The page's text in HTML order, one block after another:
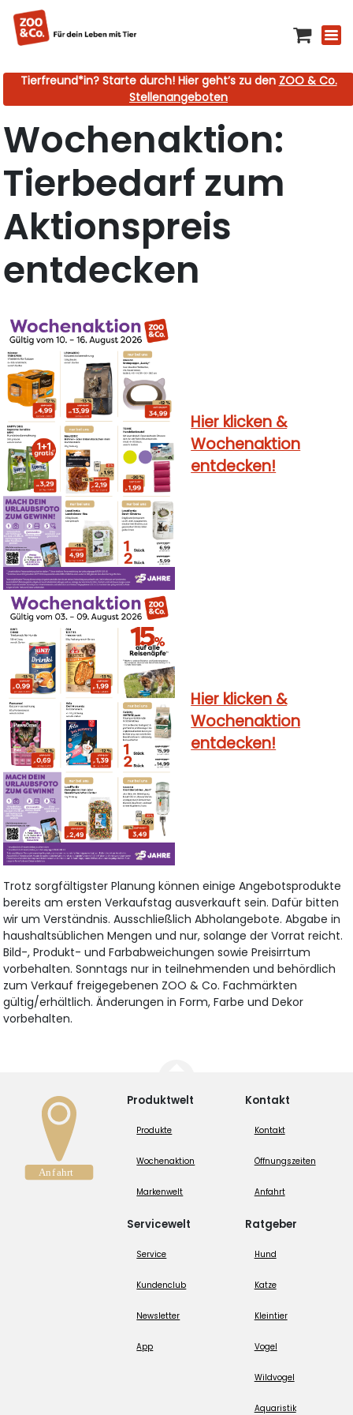
Tierfreund*in? Starte durch! Hier geht’s zu den ZOO & Co.
Stellenangeboten
Wochenaktion:
Tierbedarf zum
Aktionspreis
entdecken
Hier klicken &
Wochenaktion
entdecken!
Hier klicken &
Wochenaktion
entdecken!
Trotz sorgfältigster Planung können einige Angebotsprodukte
bereits am ersten Verkaufstag ausverkauft sein. Dafür bitten
wir um Verständnis. Ausschließlich Abholangebote. Abgabe in
haushaltsüblichen Mengen und nur, solange der Vorrat reicht.
Bild-, Produkt- und Farbabweichungen sowie Preisirrtum
vorbehalten. Sonntags nur in teilnehmenden und behördlich
zum Verkauf freigegebenen ZOO & Co. Fachmärkten
gültig/erhältlich. Änderungen in Form, Farbe und Dekor
vorbehalten.
Produktwelt
Produkte
Wochenaktion
Markenwelt
Servicewelt
Service
Kundenclub
Newsletter
App
Kontakt
Kontakt
Öffnungszeiten
Anfahrt
Ratgeber
Hund
Katze
Kleintier
Vogel
Wildvogel
Aquaristik